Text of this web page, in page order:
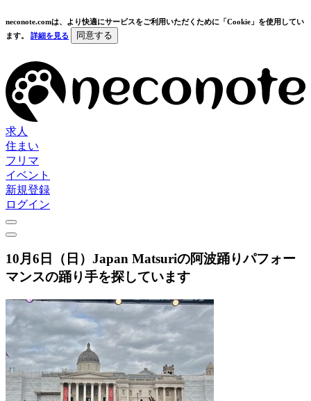
neconote.comは、より快適にサービスをご利用いただくために「Cookie」を使用してい
ます。 詳細を見る 同意する
求人
住まい
フリマ
イベント
新規登録
ログイン
10月6日（日）Japan Matsuriの阿波踊りパフォー
マンスの踊り手を探しています